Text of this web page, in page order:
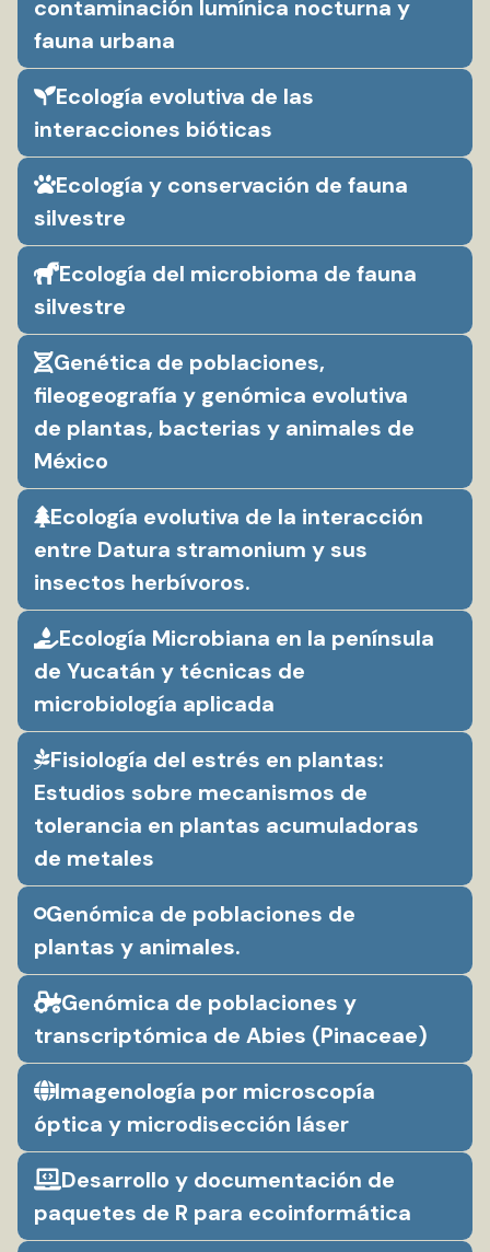
contaminación lumínica nocturna y
fauna urbana
Ecología evolutiva de las
interacciones bióticas
Ecología y conservación de fauna
silvestre
Ecología del microbioma de fauna
silvestre
Genética de poblaciones,
fileogeografía y genómica evolutiva
de plantas, bacterias y animales de
México
Ecología evolutiva de la interacción
entre Datura stramonium y sus
insectos herbívoros.
Ecología Microbiana en la península
de Yucatán y técnicas de
microbiología aplicada
Fisiología del estrés en plantas:
Estudios sobre mecanismos de
tolerancia en plantas acumuladoras
de metales
Genómica de poblaciones de
plantas y animales.
Genómica de poblaciones y
transcriptómica de Abies (Pinaceae)
Imagenología por microscopía
óptica y microdisección láser
Desarrollo y documentación de
paquetes de R para ecoinformática